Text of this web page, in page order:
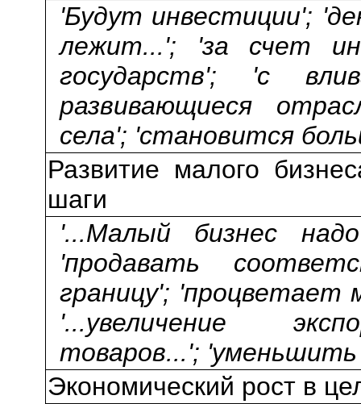
'Будут инвестиции';
лежит...'; 'за счет
государств'; 'с
развивающиеся
села'; 'становится
Развитие малого
шаги
'...Малый бизнес
'продавать
границу'; 'процветает
'...увеличение
товаров...'; 'уменьшить
Экономический рост в